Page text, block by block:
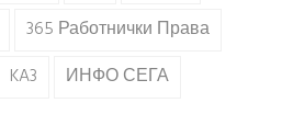
365 Работнички Права
KA3 ИНФО СЕГА